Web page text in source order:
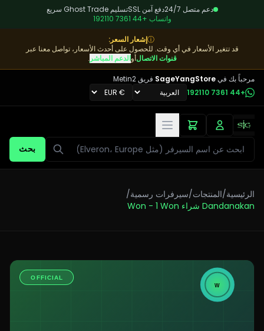
دعم متصل 24/7 دفع آمن SSL
تسليم Ghost Trade سريع
واتساب +44 7361 192110
ⓘإشعار السعر:
قد تتغير الأسعار في أي وقت. للحصول على أحدث الأسعار، تواصل معنا عبر
قنوات الاتصالأوالدعم المباشر .
مرحباً بك فيSageYangStore فريق Metin2
+44 7361 192110
بحث بحث
الرئيسية/المنتجات/سيرفرات رسمية/
Dandanakan شراء Won - 1 Won